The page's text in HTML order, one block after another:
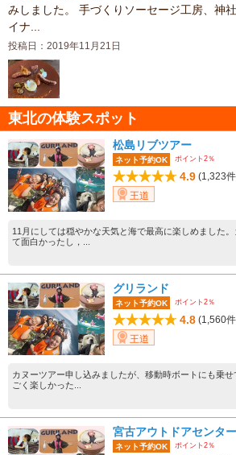
みしました。 手づくりソーセージ工房、神
イナ...
投稿日：2019年11月21日
東北の体験スポット
松島リブツアー
ネット予約OK ポイント2％
4.9 (1,323
王道
11月にしては穏やかな天気と海で最高に楽しめました
て面白かったし，...
グリランド
ネット予約OK ポイント2％
4.8 (1,560
王道
カヌーツアー申し込みましたが、移動時ボートにも乗
ごく楽しかった...
宮古アウトドアセンター
ネット予約OK ポイント2％